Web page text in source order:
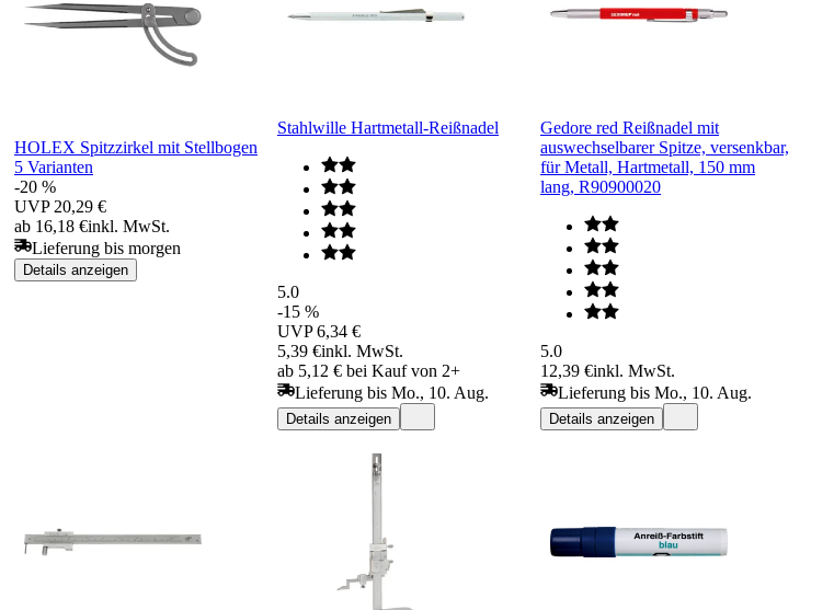
HOLEX Spitzzirkel mit Stellbogen
5 Varianten
-20 %
UVP 20,29 €
ab 16,18 €inkl. MwSt.
Lieferung bis morgen
Details anzeigen
Stahlwille Hartmetall-Reißnadel
5.0
-15 %
UVP 6,34 €
5,39 €inkl. MwSt.
ab 5,12 € bei Kauf von 2+
Lieferung bis Mo., 10. Aug.
Details anzeigen
Gedore red Reißnadel mit
auswechselbarer Spitze, versenkbar,
für Metall, Hartmetall, 150 mm
lang, R90900020
5.0
12,39 €inkl. MwSt.
Lieferung bis Mo., 10. Aug.
Details anzeigen